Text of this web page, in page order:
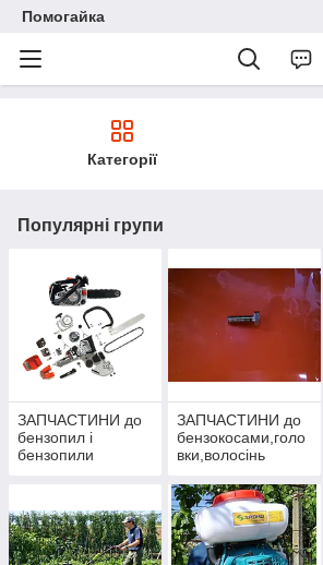
Помогайка
Категорії
Популярні групи
ЗАПЧАСТИНИ до
бензопил і
бензопили
ЗАПЧАСТИНИ до
бензокосами,голо
вки,волосінь